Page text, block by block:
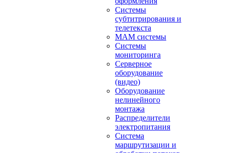
Системы
субтитрирования и
телетекста
MAM системы
Системы
мониторинга
Серверное
оборудование
(видео)
Оборудование
нелинейного
монтажа
Распределители
электропитания
Система
маршрутизации и